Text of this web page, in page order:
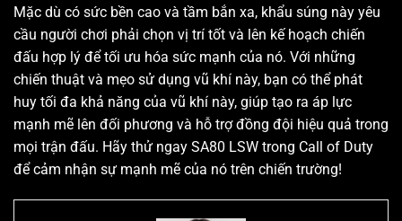
Mặc dù có sức bền cao và tầm bắn xa, khẩu súng này yêu
cầu người chơi phải chọn vị trí tốt và lên kế hoạch chiến
đấu hợp lý để tối ưu hóa sức mạnh của nó. Với những
chiến thuật và mẹo sử dụng vũ khí này, bạn có thể phát
huy tối đa khả năng của vũ khí này, giúp tạo ra áp lực
mạnh mẽ lên đối phương và hỗ trợ đồng đội hiệu quả trong
mọi trận đấu. Hãy thử ngay SA80 LSW trong Call of Duty
để cảm nhận sự mạnh mẽ của nó trên chiến trường!